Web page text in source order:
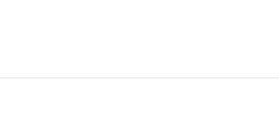
den Tag ab